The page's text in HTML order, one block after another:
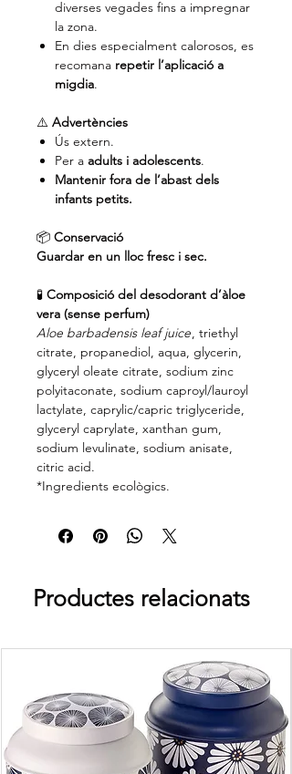
diverses vegades fins a impregnar
la zona.
En dies especialment calorosos, es
recomana repetir l’aplicació a
migdia.
⚠️ Advertències
Ús extern.
Per a adults i adolescents.
Mantenir fora de l’abast dels
infants petits.
📦 Conservació
Guardar en un lloc fresc i sec.
🧪 Composició del desodorant d’àloe
vera (sense perfum)
Aloe barbadensis leaf juice, triethyl
citrate, propanediol, aqua, glycerin,
glyceryl oleate citrate, sodium zinc
polyitaconate, sodium caproyl/lauroyl
lactylate, caprylic/capric triglyceride,
glyceryl caprylate, xanthan gum,
sodium levulinate, sodium anisate,
citric acid.
*Ingredients ecològics.
Productes relacionats